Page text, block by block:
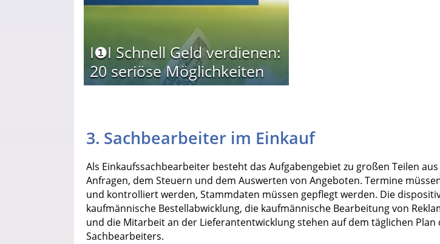
I❶I Schnell Geld verdienen:
20 seriöse Möglichkeiten
3. Sachbearbeiter im Einkauf
Als Einkaufssachbearbeiter besteht das Aufgabengebiet zu großen Teilen
Anfragen, dem Steuern und dem Auswerten von Angeboten. Termine
und kontrolliert werden, Stammdaten müssen gepflegt werden. Die
kaufmännische Bestellabwicklung, die kaufmännische Bearbeitung von
und die Mitarbeit an der Lieferantentwicklung stehen auf dem täglichen Plan
Sachbearbeiters.
I❶I Schnell Geld